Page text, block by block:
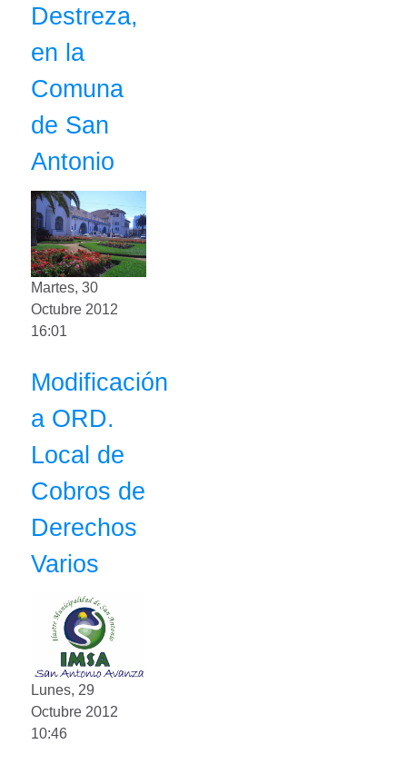
Destreza,
en la
Comuna
de San
Antonio
Martes, 30
Octubre 2012
16:01
Modificación
a ORD.
Local de
Cobros de
Derechos
Varios
Lunes, 29
Octubre 2012
10:46